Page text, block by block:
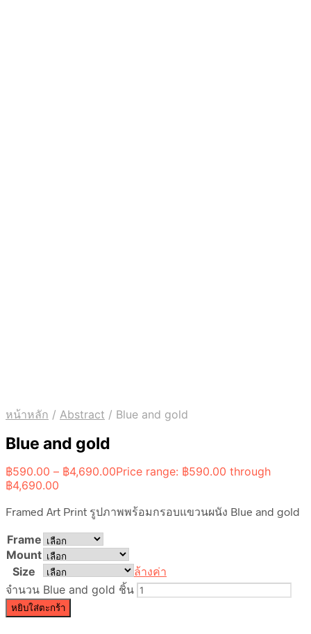
หน้าหลัก / Abstract / Blue and gold
Blue and gold
฿590.00 – ฿4,690.00Price range: ฿590.00 through
฿4,690.00
Framed Art Print รูปภาพพร้อมกรอบแขวนผนัง Blue and gold
Frame
Mount
Size
ล้างค่า
จำนวน Blue and gold ชิ้น
หยิบใส่ตะกร้า